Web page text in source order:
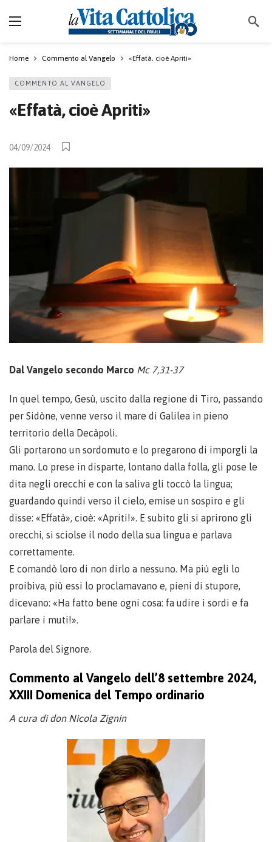
Home Commento al Vangelo «Effatà, cioè Apriti»
COMMENTO AL VANGELO
«Effatà, cioè Apriti»
04/09/2024
Dal Vangelo secondo Marco Mc 7,31-37
In quel tempo, Gesù, uscito dalla regione di Tiro, passando
per Sidòne, venne verso il mare di Galilea in pieno
territorio della Decàpoli.
Gli portarono un sordomuto e lo pregarono di imporgli la
mano. Lo prese in disparte, lontano dalla folla, gli pose le
dita negli orecchi e con la saliva gli toccò la lingua;
guardando quindi verso il cielo, emise un sospiro e gli
disse: «Effatà», cioè: «Apriti!». E subito gli si aprirono gli
orecchi, si sciolse il nodo della sua lingua e parlava
correttamente.
E comandò loro di non dirlo a nessuno. Ma più egli lo
proibiva, più essi lo proclamavano e, pieni di stupore,
dicevano: «Ha fatto bene ogni cosa: fa udire i sordi e fa
parlare i muti!».
Parola del Signore.
Commento al Vangelo dell’8 settembre 2024,
XXIII Domenica del Tempo ordinario
A cura di don Nicola Zignin